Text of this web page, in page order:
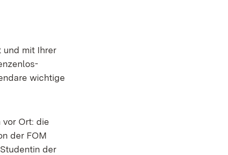
mit Ihrer
wichtige
Ort: die
der FOM
der